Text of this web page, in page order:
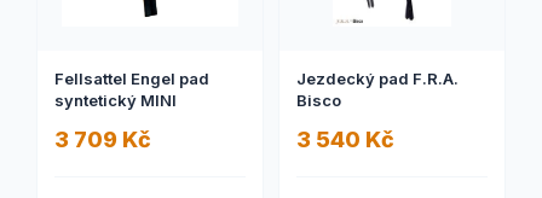
Fellsattel Engel pad
syntetický MINI
3 709 Kč
Jezdecký pad F.R.A.
Bisco
3 540 Kč